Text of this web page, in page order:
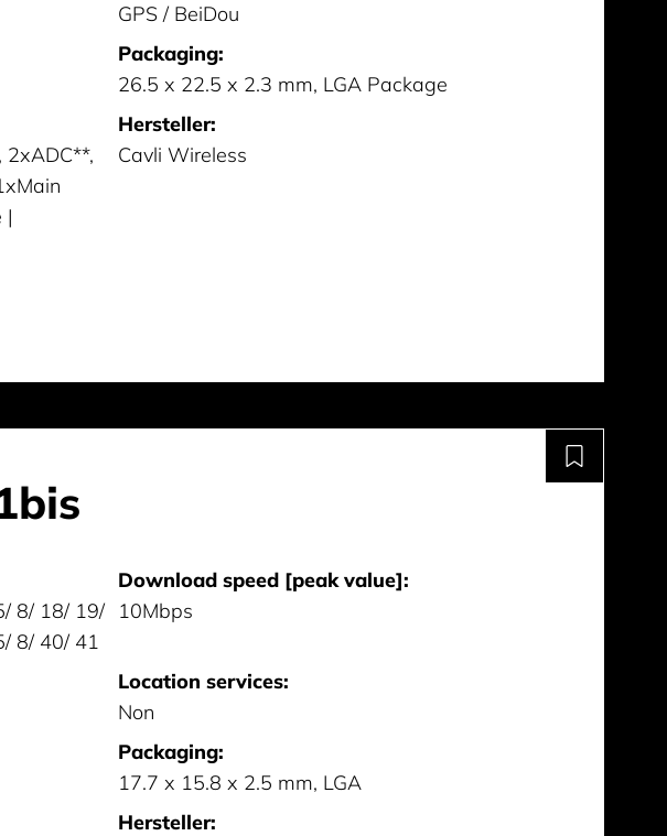
GPS / BeiDou
Packaging:
26.5 x 22.5 x 2.3 mm, LGA Package
2xADC**,
|
Hersteller:
Cavli Wireless
8/ 18/ 19/
8/ 40/ 41
Download speed [peak value]:
10Mbps
Location services:
Non
Packaging:
17.7 x 15.8 x 2.5 mm, LGA
Hersteller: